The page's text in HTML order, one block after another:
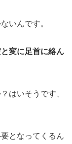
いんです。
変に足首に絡ん
はいそうです、
となってくるん